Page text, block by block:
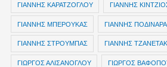
ΓΙΑΝΝΗΣ ΚΑΡΑΤΖΟΓΛΟΥ ΓΙΑΝΝΗΣ
ΓΙΑΝΝΗΣ ΜΠΕΡΟΥΚΑΣ ΓΙΑΝΝΗΣ
ΓΙΑΝΝΗΣ ΣΤΡΟΥΜΠΑΣ ΓΙΑΝΝΗΣ
ΓΙΩΡΓΟΣ ΑΛΙΣΑΝΟΓΛΟΥ ΓΙΩΡΓΟΣ